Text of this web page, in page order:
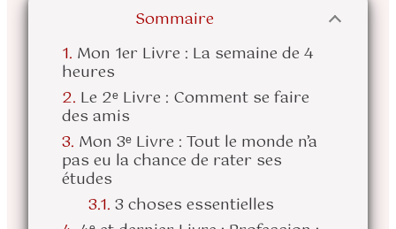
Sommaire
Mon 1er Livre : La semaine de 4
heures
Le 2ᵉ Livre : Comment se faire
des amis
Mon 3ᵉ Livre : Tout le monde n’a
pas eu la chance de rater ses
études
3 choses essentielles